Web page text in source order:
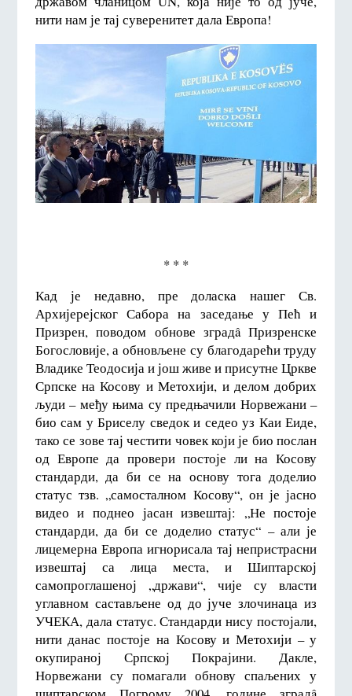
нити нам је тај суверенитет дала Европа!
* * *
Кад је недавно, пре доласка нашег Св.
Архијерејског Сабора на заседање у Пећ и
Призрен, поводом обнове зградâ Призренске
Богословије, а обновљене су благодарећи труду
Владике Теодосија и још живе и присутне Цркве
Српске на Косову и Метохији, и делом добрих
људи – међу њима су предњачили Норвежани –
био сам у Бриселу сведок и седео уз Каи Еиде,
тако се зове тај честити човек који је био послан
од Европе да провери постоје ли на Косову
стандарди, да би се на основу тога доделио
статус тзв. „самосталном Косову“, он је јасно
видео и поднео јасан извештај: „Не постоје
стандарди, да би се доделио статус“ – али је
лицемерна Европа игнорисала тај непристрасни
извештај са лица места, и Шиптарској
самопроглашеној „држави“, чије су власти
углавном састављене од до јуче злочинаца из
УЧЕКА, дала статус. Стандарди нису постојали,
нити данас постоје на Косову и Метохији – у
окупираној Српској Покрајини. Дакле,
Норвежани су помагали обнову спаљених у